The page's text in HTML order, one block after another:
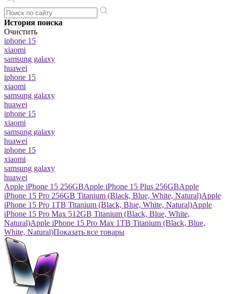
История поиска
Очистить
iphone 15
xiaomi
samsung galaxy
huawei
iphone 15
xiaomi
samsung galaxy
huawei
iphone 15
xiaomi
samsung galaxy
huawei
iphone 15
xiaomi
samsung galaxy
huawei
Apple iPhone 15 256GBApple iPhone 15 Plus 256GBApple
iPhone 15 Pro 256GB Titanium (Black, Blue, White, Natural)Apple
iPhone 15 Pro 1TB Titanium (Black, Blue, White, Natural)Apple
iPhone 15 Pro Max 512GB Titanium (Black, Blue, White,
Natural)Apple iPhone 15 Pro Max 1TB Titanium (Black, Blue,
White, Natural)Показать все товары